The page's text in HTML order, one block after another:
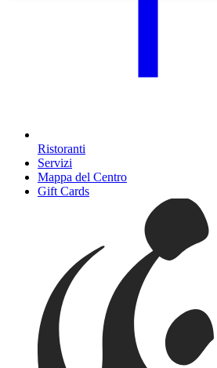
Ristoranti
Servizi
Mappa del Centro
Gift Cards